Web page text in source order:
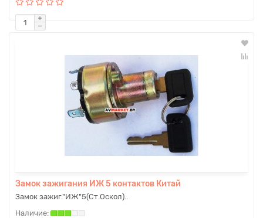
Замок зажигания ИЖ 5 контактов Китай
Замок зажиг."ИЖ"5(Ст.Оскол)..